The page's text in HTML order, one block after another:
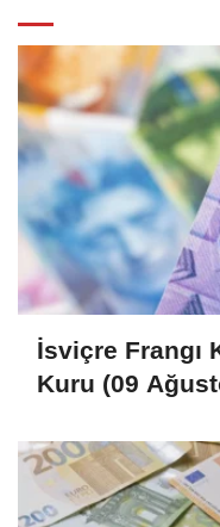
İsviçre Frangı
Kuru (09